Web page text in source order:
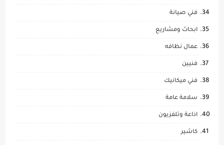
فني صيانة
ابحاث ومشاريع
عمال نظافه
فنيين
فني ميكانيك
سلامة عامة
اذاعة وتلفزيون
كاشير